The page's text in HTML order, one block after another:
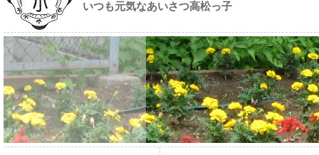
いつも元気なあいさつ高松っ子